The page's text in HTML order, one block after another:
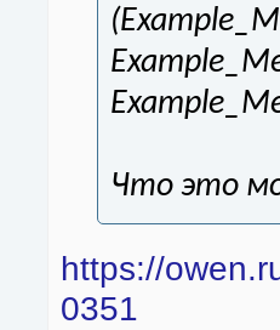
Что это
https://
0351